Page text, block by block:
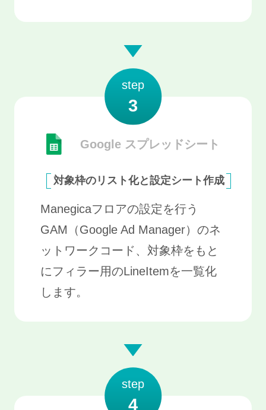
step
3
Google スプレッドシート
対象枠のリスト化と設定シート作成
Manegicaフロアの設定を行う
GAM（Google Ad Manager）のネ
ットワークコード、対象枠をもと
にフィラー用のLineItemを一覧化
します。
step
4